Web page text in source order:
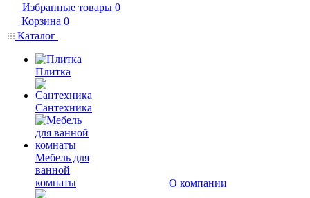
Избранные товары 0
Корзина 0
Каталог
Плитка
Сантехника
Мебель для
ванной
комнаты
О компании